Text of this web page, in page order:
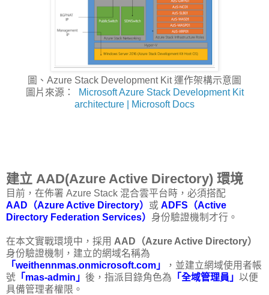
圖、Azure Stack Development Kit 運作架構示意圖
圖片來源：
Microsoft Azure Stack Development Kit
architecture | Microsoft Docs
建立 AAD(Azure Active Directory) 環境
目前，在佈署 Azure Stack 混合雲平台時，必須搭配
AAD（Azure Active Directory） 或 ADFS（Active
Directory Federation Services） 身份驗證機制才行。
在本文實戰環境中，採用 AAD（Azure Active Directory）
身份驗證機制，建立的網域名稱為
「weithennmas.onmicrosoft.com」
，並建立網域使用者帳
號 「mas-admin」 後，指派目錄角色為 「全域管理員」 以便
具備管理者權限。